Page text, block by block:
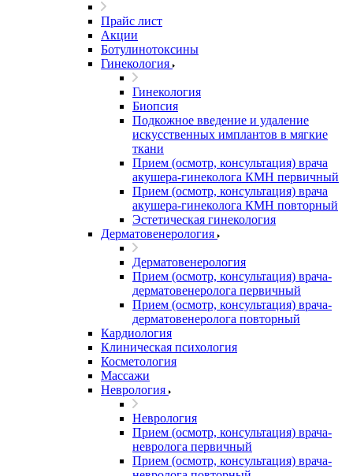
Прайс лист
Акции
Ботулинотоксины
Гинекология
Гинекология
Биопсия
Подкожное введение и удаление
искусственных имплантов в мягкие
ткани
Прием (осмотр, консультация) врача
акушера-гинеколога КМН первичный
Прием (осмотр, консультация) врача
акушера-гинеколога КМН повторный
Эстетическая гинекология
Дерматовенерология
Дерматовенерология
Прием (осмотр, консультация) врача-
дерматовенеролога первичный
Прием (осмотр, консультация) врача-
дерматовенеролога повторный
Кардиология
Клиническая психология
Косметология
Массажи
Неврология
Неврология
Прием (осмотр, консультация) врача-
невролога первичный
Прием (осмотр, консультация) врача-